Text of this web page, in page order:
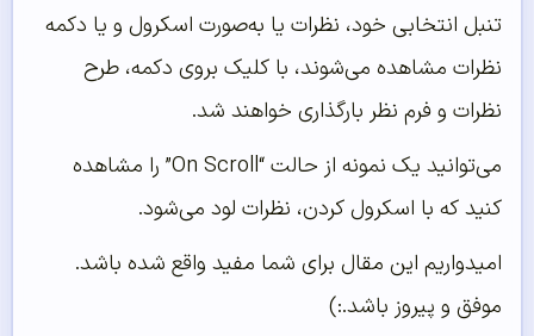
تنبل انتخابی خود، نظرات یا به‌صورت اسکرول و یا دکمه
نظرات مشاهده می‌شوند، با کلیک بروی دکمه، طرح
نظرات و فرم نظر بارگذاری خواهند شد.
می‌توانید یک نمونه از حالت “On Scroll” را مشاهده
کنید که با اسکرول کردن، نظرات لود می‌شود.
امیدواریم این مقال برای شما مفید واقع شده باشد.
موفق و پیروز باشد.:)